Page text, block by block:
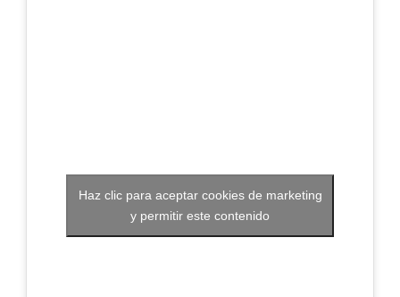
Haz clic para aceptar cookies de marketing
y permitir este contenido